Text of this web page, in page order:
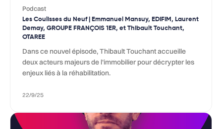
Podcast
Les Coulisses du Neuf | Emmanuel Mansuy, EDIFIM, Laurent
Demay, GROUPE FRANÇOIS 1ER, et Thibault Touchant,
OTAREE
Dans ce nouvel épisode, Thibault Touchant accueille
deux acteurs majeurs de l'immobilier pour décrypter les
enjeux liés à la réhabilitation.
22/9/25